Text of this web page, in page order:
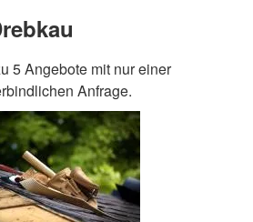
5 Angebote mit nur einer
Anfrage.